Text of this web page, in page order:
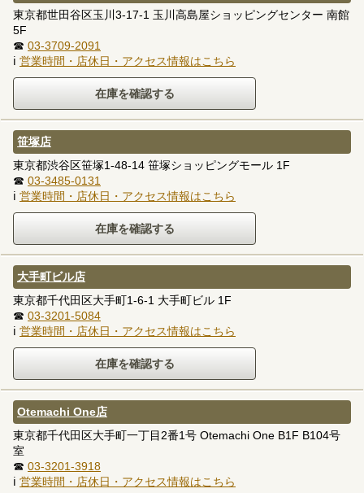
東京都世田谷区玉川3-17-1 玉川高島屋ショッピングセンター 南館
5F
☎ 03-3709-2091
ℹ 営業時間・店休日・アクセス情報はこちら
笹塚店
東京都渋谷区笹塚1-48-14 笹塚ショッピングモール 1F
☎ 03-3485-0131
ℹ 営業時間・店休日・アクセス情報はこちら
大手町ビル店
東京都千代田区大手町1-6-1 大手町ビル 1F
☎ 03-3201-5084
ℹ 営業時間・店休日・アクセス情報はこちら
Otemachi One店
東京都千代田区大手町一丁目2番1号 Otemachi One B1F B104号
室
☎ 03-3201-3918
ℹ 営業時間・店休日・アクセス情報はこちら